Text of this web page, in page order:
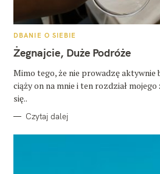
K
T
E
O
R
I
DBANIE O SIEBIE
Żegnajcie, Duże Podróże
Mimo tego, że nie prowadzę
ciąży on na mnie i ten rozdział
się..
Czytaj dalej